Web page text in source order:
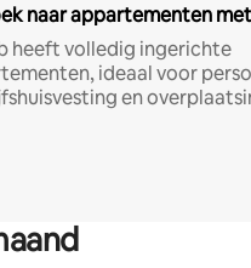
naar appartementen
heeft volledig ingerichte
ideaal voor
en